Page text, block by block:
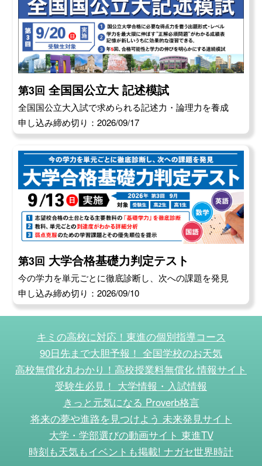
第3回 全国国公立大 記述模試
全国国公立大入試で求められる記述力・論理力を養成
申し込み締め切り：2026/09/17
第3回 大学合格基礎力判定テスト
今の学力を単元ごとに徹底診断し、次への課題を発見
申し込み締め切り：2026/09/10
キミの高校に対応！東進の個別指導コース
90日先まで大胆予報！ 全国学校のお天気
高校無償化丸わかり！高校授業料無償化 情報サイト
受験生必見！ 大学情報・入試情報
きっと元気になる Proverb格言
将来の夢や進路を見つけよう 未来発見サイト
大学・学部選びの動画サイト 東進TV
時刻も天気もイベントも掲載! ナガセ世界時計